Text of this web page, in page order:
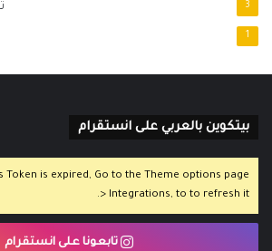
3
1
بيتكوين بالعربي على انستقرام
Token is expired, Go to the Theme options page
> Integrations, to to refresh it.
تابعونا على انستقرام